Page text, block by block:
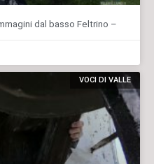
dal basso Feltrino –
VOCI DI VALLE